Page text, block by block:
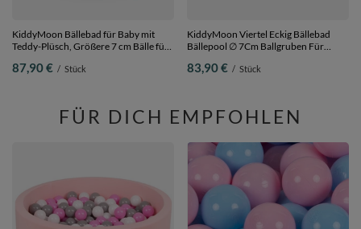
KiddyMoon Bällebad für Baby mit
Teddy-Plüsch, Größere 7 cm Bälle für
Abnehmbarer Bezug, Beige:
87,90 € / Stück
KiddyMoon Viertel Eckig Bällebad
Bällepool ∅ 7Cm Ballgruben Für
Hergestellt in der EU,
83,90 € / Stück
FÜR DICH EMPFOHLEN